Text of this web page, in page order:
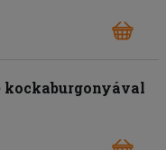
kockaburgonyával